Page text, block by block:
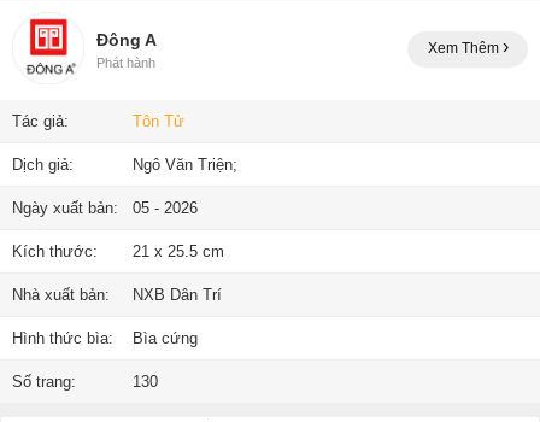
Đông A
Phát hành
Xem Thêm
Tác giả: Tôn Tử
Dịch giả: Ngô Văn Triện;
Ngày xuất bản: 05 - 2026
Kích thước: 21 x 25.5 cm
Nhà xuất bản: NXB Dân Trí
Hình thức bìa: Bìa cứng
Số trang: 130